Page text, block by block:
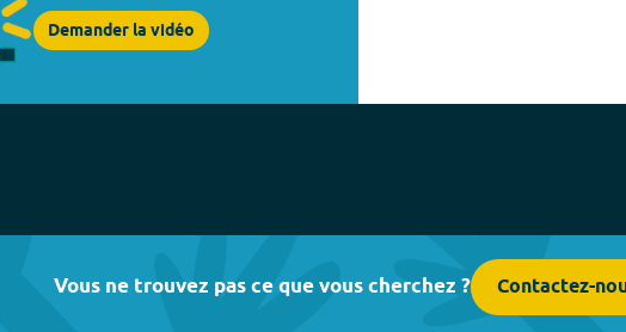
Demander la vidéo
Vous ne trouvez pas ce que vous cherchez ? Contactez-